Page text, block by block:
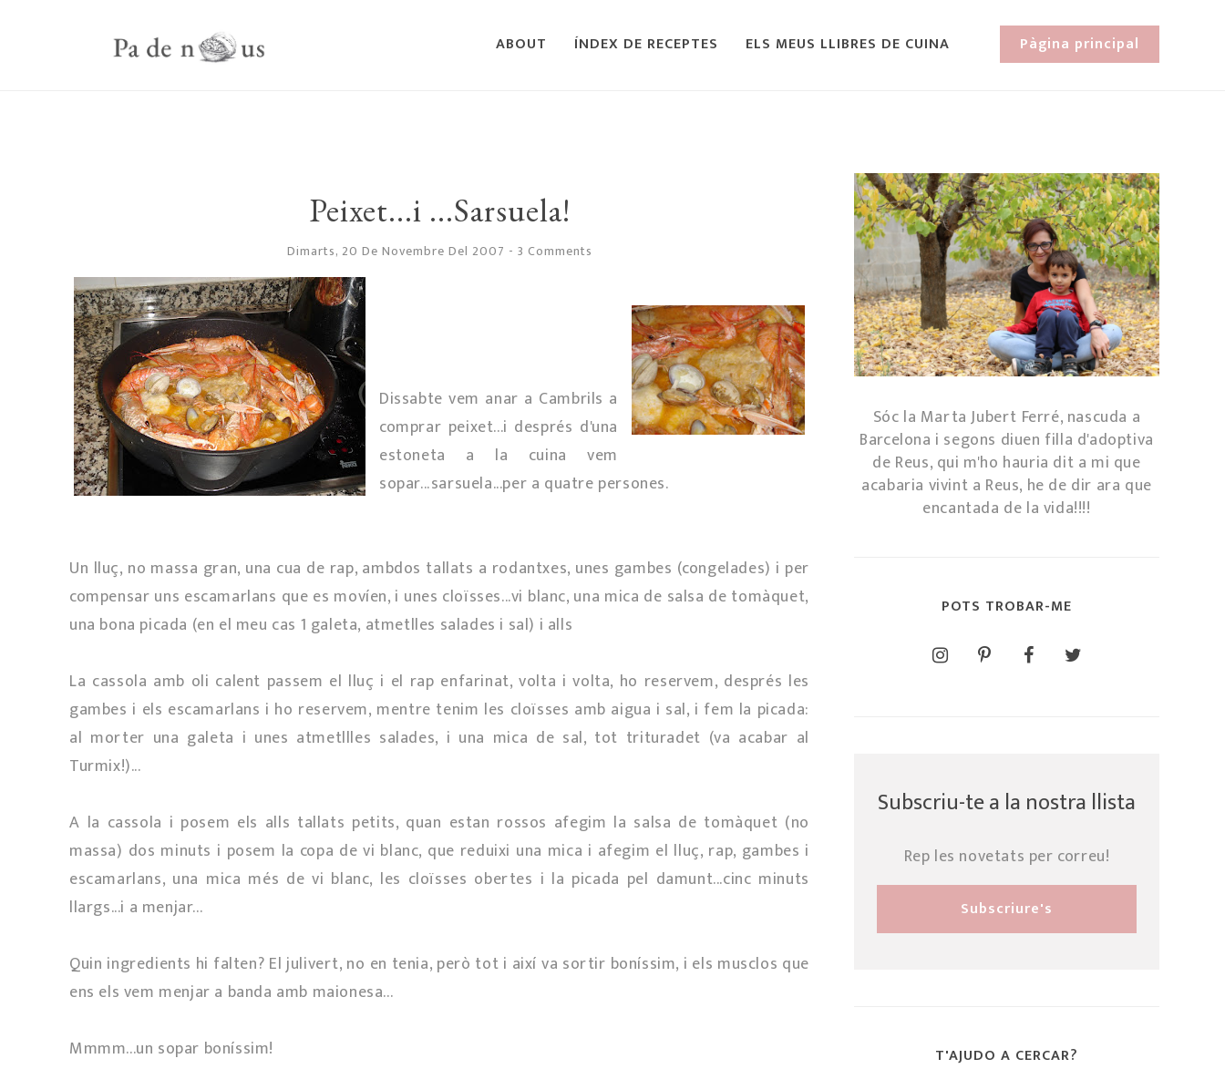
ABOUT ÍNDEX DE RECEPTES ELS MEUS LLIBRES DE CUINA Pàgina principal
Peixet...i ...Sarsuela!
Dimarts, 20 De Novembre Del 2007 - 3 Comments
Dissabte vem anar a Cambrils a
comprar peixet...i després d'una
estoneta a la cuina vem
sopar...sarsuela...per a quatre persones.
Un lluç, no massa gran, una cua de rap, ambdos tallats a rodantxes, unes gambes (congelades) i per
compensar uns escamarlans que es movíen, i unes cloïsses...vi blanc, una mica de salsa de tomàquet,
una bona picada (en el meu cas 1 galeta, atmetlles salades i sal) i alls
La cassola amb oli calent passem el lluç i el rap enfarinat, volta i volta, ho reservem, després les
gambes i els escamarlans i ho reservem, mentre tenim les cloïsses amb aigua i sal, i fem la picada:
al morter una galeta i unes atmetllles salades, i una mica de sal, tot trituradet (va acabar al
Turmix!)...
A la cassola i posem els alls tallats petits, quan estan rossos afegim la salsa de tomàquet (no
massa) dos minuts i posem la copa de vi blanc, que reduixi una mica i afegim el lluç, rap, gambes i
escamarlans, una mica més de vi blanc, les cloïsses obertes i la picada pel damunt...cinc minuts
llargs...i a menjar...
Quin ingredients hi falten? El julivert, no en tenia, però tot i així va sortir boníssim, i els musclos que
ens els vem menjar a banda amb maionesa...
Mmmm...un sopar boníssim!
Sóc la Marta Jubert Ferré, nascuda a
Barcelona i segons diuen filla d'adoptiva
de Reus, qui m'ho hauria dit a mi que
acabaria vivint a Reus, he de dir ara que
encantada de la vida!!!!
POTS TROBAR-ME
Subscriu-te a la nostra llista
Rep les novetats per correu!
T'AJUDO A CERCAR?